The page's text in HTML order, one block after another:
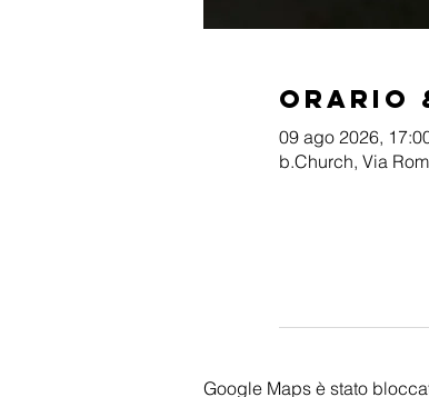
Orario
09 ago 2026,
b.Church, Via
Google Maps è stato